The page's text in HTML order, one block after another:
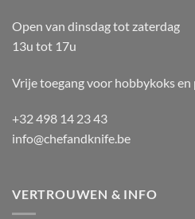
Open van dinsdag tot zaterdag
13u tot 17u
Vrije toegang voor hobbykoks en
+32 498 14 23 43
info@chefandknife.be
VERTROUWEN & INFO